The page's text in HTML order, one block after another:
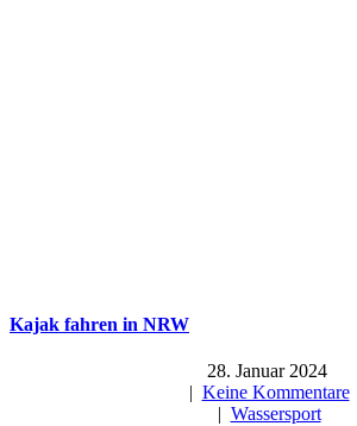
Kajak fahren in NRW
28. Januar 2024
| Keine Kommentare
| Wassersport